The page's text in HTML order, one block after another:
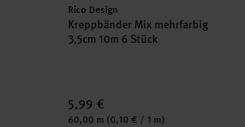
Hersteller:
Rico Design
Kreppbänder Mix mehrfarbig
3,5cm 10m 6 Stück
5,99 €
Inhalt:
60,00 m (0,10 € / 1 m)